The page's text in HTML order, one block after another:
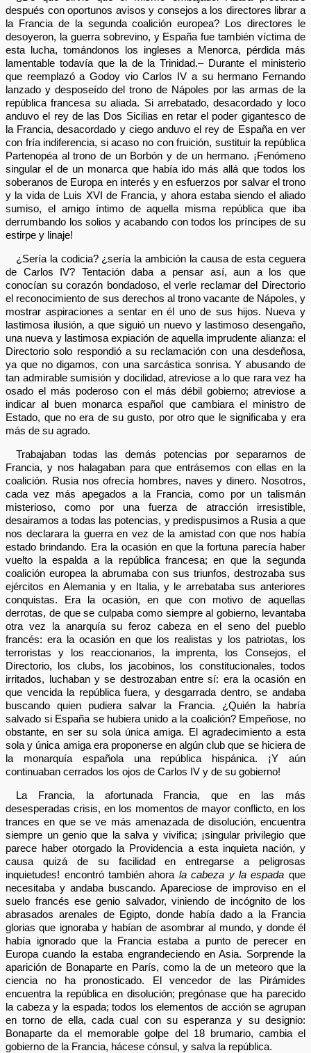
después con oportunos avisos y consejos a los directores librar a
la Francia de la segunda coalición europea? Los directores le
desoyeron, la guerra sobrevino, y España fue también víctima de
esta lucha, tomándonos los ingleses a Menorca, pérdida más
lamentable todavía que la de la Trinidad.– Durante el ministerio
que reemplazó a Godoy vio Carlos IV a su hermano Fernando
lanzado y desposeído del trono de Nápoles por las armas de la
república francesa su aliada. Si arrebatado, desacordado y loco
anduvo el rey de las Dos Sicilias en retar el poder gigantesco de
la Francia, desacordado y ciego anduvo el rey de España en ver
con fría indiferencia, si acaso no con fruición, sustituir la república
Partenopéa al trono de un Borbón y de un hermano. ¡Fenómeno
singular el de un monarca que había ido más allá que todos los
soberanos de Europa en interés y en esfuerzos por salvar el trono
y la vida de Luis XVI de Francia, y ahora estaba siendo el aliado
sumiso, el amigo íntimo de aquella misma república que iba
derrumbando los solios y acabando con todos los príncipes de su
estirpe y linaje!
¿Sería la codicia? ¿sería la ambición la causa de esta ceguera
de Carlos IV? Tentación daba a pensar así, aun a los que
conocían su corazón bondadoso, el verle reclamar del Directorio
el reconocimiento de sus derechos al trono vacante de Nápoles, y
mostrar aspiraciones a sentar en él uno de sus hijos. Nueva y
lastimosa ilusión, a que siguió un nuevo y lastimoso desengaño,
una nueva y lastimosa expiación de aquella imprudente alianza: el
Directorio solo respondió a su reclamación con una desdeñosa,
ya que no digamos, con una sarcástica sonrisa. Y abusando de
tan admirable sumisión y docilidad, atreviose a lo que rara vez ha
osado el más poderoso con el más débil gobierno; atreviose a
indicar al buen monarca español que cambiara el ministro de
Estado, que no era de su gusto, por otro que le significaba y era
más de su agrado.
Trabajaban todas las demás potencias por separarnos de
Francia, y nos halagaban para que entrásemos con ellas en la
coalición. Rusia nos ofrecía hombres, naves y dinero. Nosotros,
cada vez más apegados a la Francia, como por un talismán
misterioso, como por una fuerza de atracción irresistible,
desairamos a todas las potencias, y predispusimos a Rusia a que
nos declarara la guerra en vez de la amistad con que nos había
estado brindando. Era la ocasión en que la fortuna parecía haber
vuelto la espalda a la república francesa; en que la segunda
coalición europea la abrumaba con sus triunfos, destrozaba sus
ejércitos en Alemania y en Italia, y le arrebataba sus anteriores
conquistas. Era la ocasión, en que con motivo de aquellas
derrotas, de que se culpaba como siempre al gobierno, levantaba
otra vez la anarquía su feroz cabeza en el seno del pueblo
francés: era la ocasión en que los realistas y los patriotas, los
terroristas y los reaccionarios, la imprenta, los Consejos, el
Directorio, los clubs, los jacobinos, los constitucionales, todos
irritados, luchaban y se destrozaban entre sí: era la ocasión en
que vencida la república fuera, y desgarrada dentro, se andaba
buscando quien pudiera salvar la Francia. ¿Quién la habría
salvado si España se hubiera unido a la coalición? Empeñose, no
obstante, en ser su sola única amiga. El agradecimiento a esta
sola y única amiga era proponerse en algún club que se hiciera de
la monarquía española una república hispánica. ¡Y aún
continuaban cerrados los ojos de Carlos IV y de su gobierno!
La Francia, la afortunada Francia, que en las más
desesperadas crisis, en los momentos de mayor conflicto, en los
trances en que se ve más amenazada de disolución, encuentra
siempre un genio que la salva y vivifica; ¡singular privilegio que
parece haber otorgado la Providencia a esta inquieta nación, y
causa quizá de su facilidad en entregarse a peligrosas
inquietudes! encontró también ahora la cabeza y la espada que
necesitaba y andaba buscando. Apareciose de improviso en el
suelo francés ese genio salvador, viniendo de incógnito de los
abrasados arenales de Egipto, donde había dado a la Francia
glorias que ignoraba y habían de asombrar al mundo, y donde él
había ignorado que la Francia estaba a punto de perecer en
Europa cuando la estaba engrandeciendo en Asia. Sorprende la
aparición de Bonaparte en París, como la de un meteoro que la
ciencia no ha pronosticado. El vencedor de las Pirámides
encuentra la república en disolución; pregónase que ha parecido
la cabeza y la espada; todos los elementos de acción se agrupan
en torno de ella, cada cual con su esperanza y su designio:
Bonaparte da el memorable golpe del 18 brumario, cambia el
gobierno de la Francia, hácese cónsul, y salva la república.